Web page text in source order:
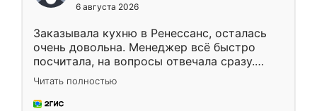
6 августа 2026
Заказывала кухню в Ренессанс, осталась
очень довольна. Менеджер всё быстро
посчитала, на вопросы отвечала сразу.
Замерщик приехал в субботу, подошёл к
делу со всей ответственностью. Собрали
за день, ребята работали аккуратно, даже
Читать полностью